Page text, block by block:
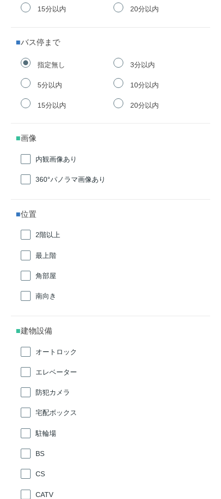
15分以内 20分以内
バス停まで
指定無し 3分以内
5分以内 10分以内
15分以内 20分以内
画像
内観画像あり
360°パノラマ画像あり
位置
2階以上
最上階
角部屋
南向き
建物設備
オートロック
エレベーター
防犯カメラ
宅配ボックス
駐輪場
BS
CS
CATV